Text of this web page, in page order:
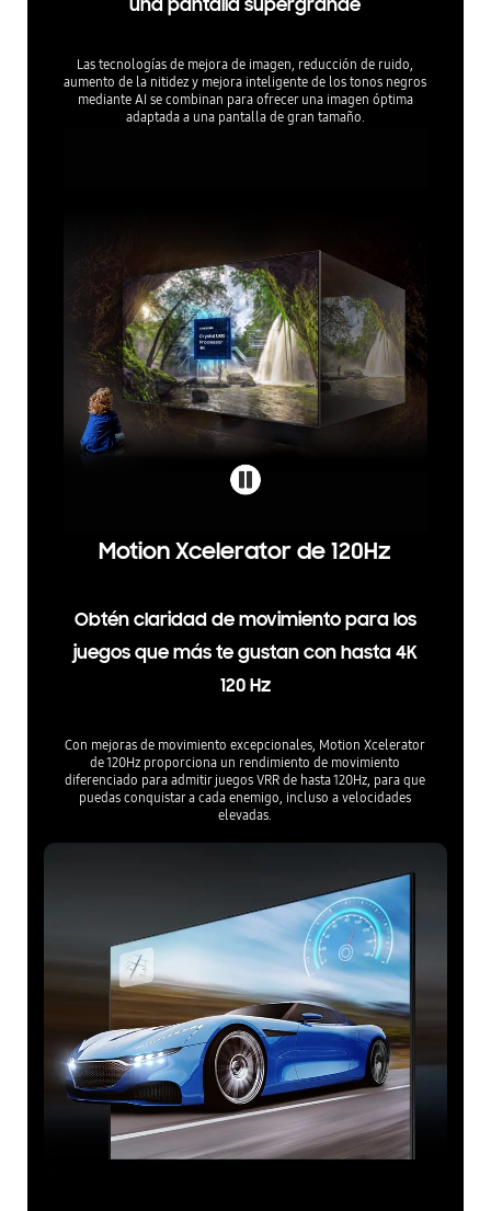
una pantalla supergrande
Las tecnologías de mejora de imagen, reducción de ruido,
aumento de la nitidez y mejora inteligente de los tonos negros
mediante AI se combinan para ofrecer una imagen óptima
adaptada a una pantalla de gran tamaño.
Motion Xcelerator de 120Hz
Obtén claridad de movimiento para los
juegos que más te gustan con hasta 4K
120 Hz
Con mejoras de movimiento excepcionales, Motion Xcelerator
de 120Hz proporciona un rendimiento de movimiento
diferenciado para admitir juegos VRR de hasta 120Hz, para que
puedas conquistar a cada enemigo, incluso a velocidades
elevadas.